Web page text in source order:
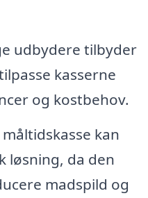
udbydere tilbyder
kasserne
og kostbehov.
måltidskasse kan
løsning, da den
madspild og